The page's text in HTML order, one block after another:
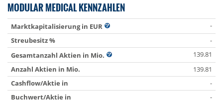
MODULAR MEDICAL KENNZAHLEN
Marktkapitalisierung in EUR
-
Streubesitz %
-
Gesamtanzahl Aktien in Mio.
139.81
Anzahl Aktien in Mio.
139.81
Cashflow/Aktie in
-
Buchwert/Aktie in
-